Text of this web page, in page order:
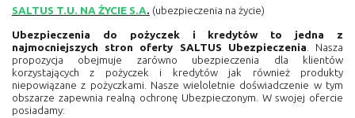
SALTUS T.U. NA ŻYCIE S.A. (ubezpieczenia na życie)
Ubezpieczenia do pożyczek i kredytów
to jedna z
najmocniejszych stron oferty SALTUS Ubezpieczenia. Nasza
propozycja obejmuje zarówno ubezpieczenia dla klientów
korzystających z pożyczek i kredytów jak również produkty
niepowiązane z pożyczkami. Nasze wieloletnie doświadczenie w tym
obszarze zapewnia realną ochronę Ubezpieczonym. W swojej ofercie
posiadamy: